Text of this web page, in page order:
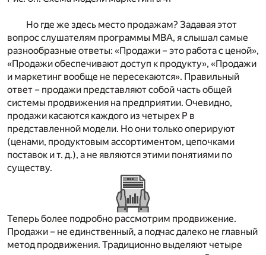
Но где же здесь место продажам? Задавая этот
вопрос слушателям программы МВА, я слышал самые
разнообразные ответы: «Продажи – это работа с ценой»,
«Продажи обеспечивают доступ к продукту», «Продажи
и маркетинг вообще не пересекаются». Правильный
ответ – продажи представляют собой часть общей
системы продвижения на предприятии. Очевидно,
продажи касаются каждого из четырех Р в
представленной модели. Но они только оперируют
(ценами, продуктовым ассортиментом, цепочками
поставок и т. д.), а не являются этими понятиями по
существу.
Теперь более подробно рассмотрим продвижение.
Продажи – не единственный, а подчас далеко не главный
метод продвижения. Традиционно выделяют четыре